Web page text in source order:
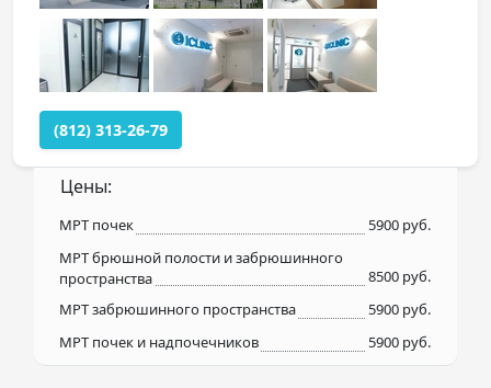
(812) 313-26-79
Цены:
МРТ почек
5900 руб.
МРТ брюшной полости и забрюшинного
пространства
8500 руб.
МРТ забрюшинного пространства
5900 руб.
МРТ почек и надпочечников
5900 руб.